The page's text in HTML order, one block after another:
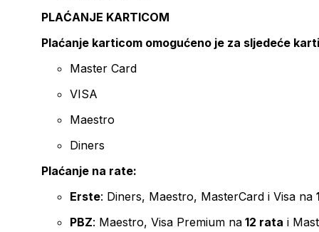
PLAĆANJE KARTICOM
Plaćanje karticom omogućeno je za sljedeće
Master Card
VISA
Maestro
Diners
Plaćanje na rate:
Erste: Diners, Maestro, MasterCard i Visa na
PBZ: Maestro, Visa Premium na 12 rata i